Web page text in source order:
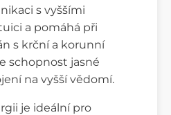
s vyššími
a pomáhá při
s krční a korunní
schopnost jasné
na vyšší vědomí.
je ideální pro